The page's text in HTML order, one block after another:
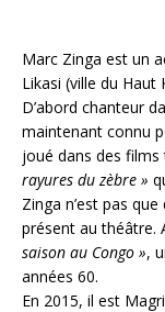
Marc Zinga est un
Likasi (ville du Haut
D’abord chanteur
maintenant connu
joué dans des films
rayures du zèbre »
Zinga n’est pas
présent au théâtre.
saison au Congo »,
années 60.
En 2015, il est